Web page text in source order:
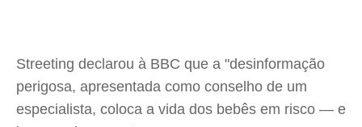
Streeting declarou à BBC que a "desinformação
perigosa, apresentada como conselho de um
especialista, coloca a vida dos bebês em risco — e